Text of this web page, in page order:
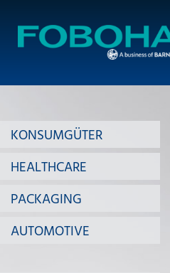
KONSUMGÜTER
HEALTHCARE
PACKAGING
AUTOMOTIVE